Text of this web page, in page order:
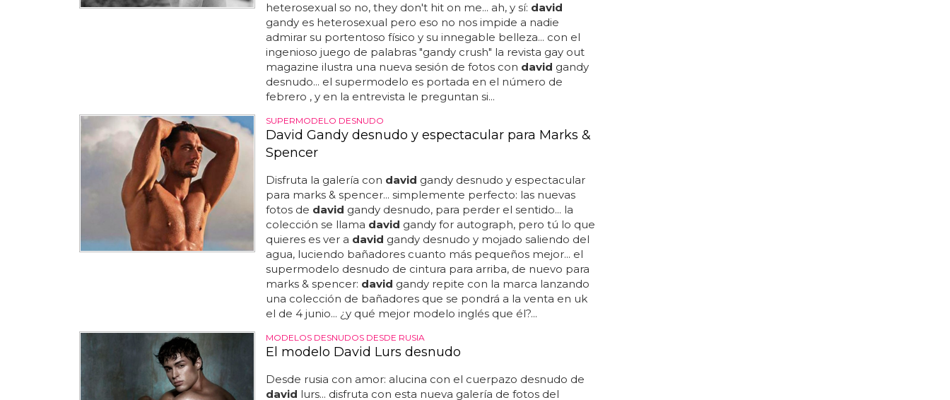
heterosexual so no, they don't hit on me... ah, y sí: david
gandy es heterosexual pero eso no nos impide a nadie
admirar su portentoso físico y su innegable belleza... con el
ingenioso juego de palabras "gandy crush" la revista gay out
magazine ilustra una nueva sesión de fotos con david gandy
desnudo... el supermodelo es portada en el número de
febrero , y en la entrevista le preguntan si...
SUPERMODELO DESNUDO
David Gandy desnudo y espectacular para Marks &
Spencer
Disfruta la galería con david gandy desnudo y espectacular
para marks & spencer... simplemente perfecto: las nuevas
fotos de david gandy desnudo, para perder el sentido... la
colección se llama david gandy for autograph, pero tú lo que
quieres es ver a david gandy desnudo y mojado saliendo del
agua, luciendo bañadores cuanto más pequeños mejor... el
supermodelo desnudo de cintura para arriba, de nuevo para
marks & spencer: david gandy repite con la marca lanzando
una colección de bañadores que se pondrá a la venta en uk
el de 4 junio... ¿y qué mejor modelo inglés que él?...
MODELOS DESNUDOS DESDE RUSIA
El modelo David Lurs desnudo
Desde rusia con amor: alucina con el cuerpazo desnudo de
david lurs... disfruta con esta nueva galería de fotos del